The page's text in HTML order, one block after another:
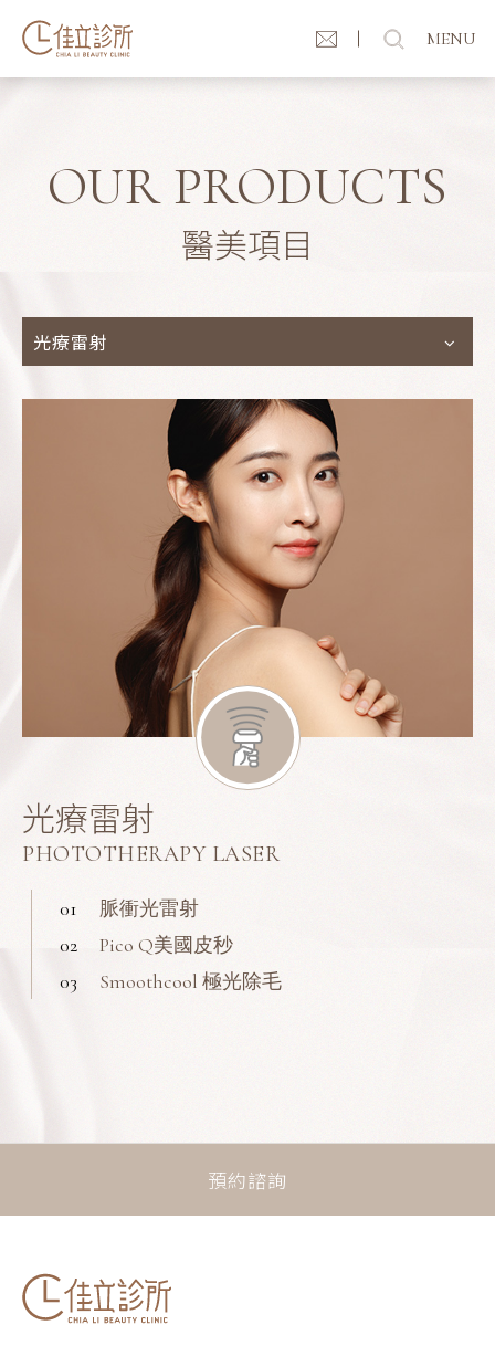
MENU
OUR PRODUCTS
醫美項目
光療雷射
光療雷射
PHOTOTHERAPY LASER
01
脈衝光雷射
02
Pico Q美國皮秒
03
Smoothcool 極光除毛
預約諮詢